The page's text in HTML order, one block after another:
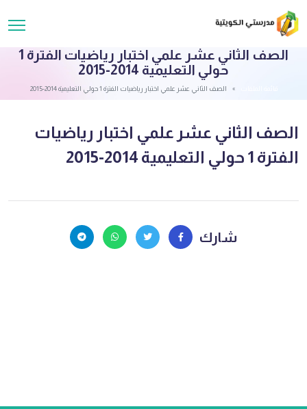
الصف الثاني عشر علمي اختبار رياضيات الفترة 1
حولي التعليمية 2014-2015
الصف الثاني عشر علمي اختبار رياضيات الفترة 1 حولي التعليمية 2014-2015
الصف الثاني عشر علمي اختبار رياضيات
الفترة 1 حولي التعليمية 2014-2015
شارك